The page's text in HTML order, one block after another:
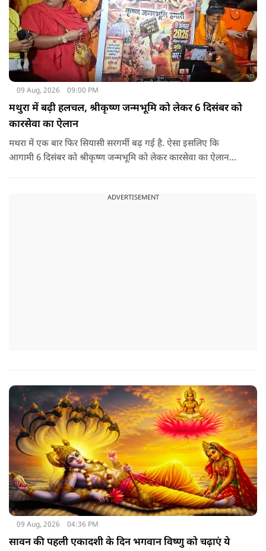
09 Aug, 2026 09:00 PM
मथुरा में बढ़ी हलचल, श्रीकृष्ण जन्मभूमि को लेकर 6 दिसंबर को
कारसेवा का ऐलान
मथरा में एक बार फिर सियासी सरगर्मी बढ़ गई है. ऐसा इसलिए कि
आगामी 6 दिसंबर को श्रीकृष्ण जन्मभूमि को लेकर कारसेवा का ऐलान
ADVERTISEMENT
09 Aug, 2026 04:36 PM
सावन की पहली एकादशी के दिन भगवान विष्णु को चढ़ाएं ये